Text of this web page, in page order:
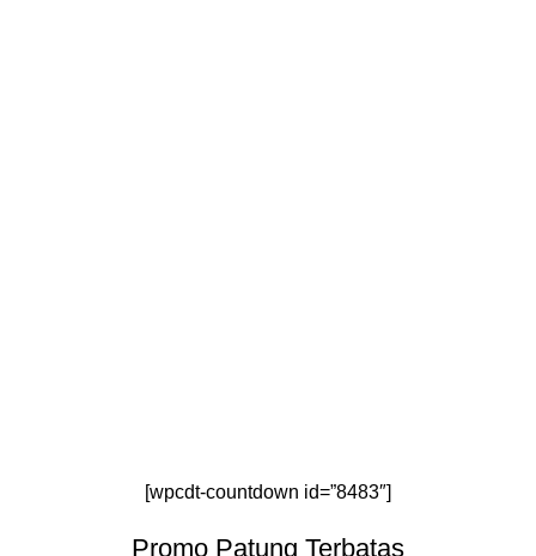
[wpcdt-countdown id=”8483″]
Promo Patung Terbatas